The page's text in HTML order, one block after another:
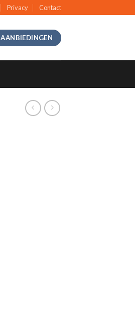
Privacy Contact
AANBIEDINGEN